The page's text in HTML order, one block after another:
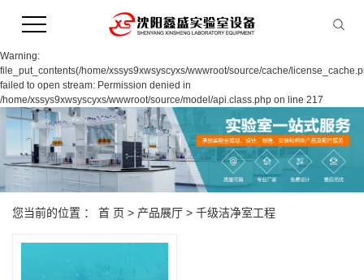
Warning:
file_put_contents(/home/xssys9xwsyscyxs/wwwroot/source/cache/
failed to open stream: Permission denied in
/home/xssys9xwsyscyxs/wwwroot/source/model/api.class.php on line 217
您当前的位置 ： 首 页 > 产品展厅 > 千级洁净室工程